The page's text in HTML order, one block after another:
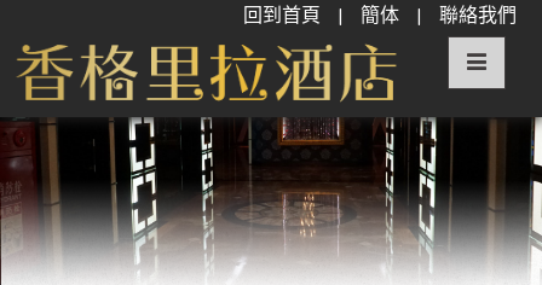
回到首頁 | 簡体 | 聯絡我們